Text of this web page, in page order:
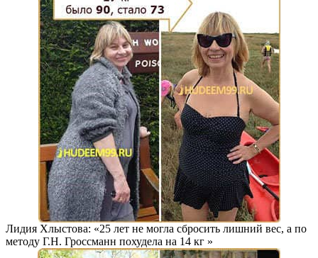
Лидия Хлыстова: «25 лет не могла сбросить лишний вес, а по
методу Г.Н. Гроссманн похудела на 14 кг »